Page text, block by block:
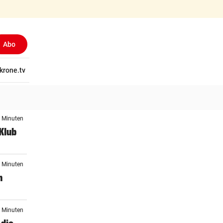
Abo
krone.tv
Minuten
Minuten
Minuten